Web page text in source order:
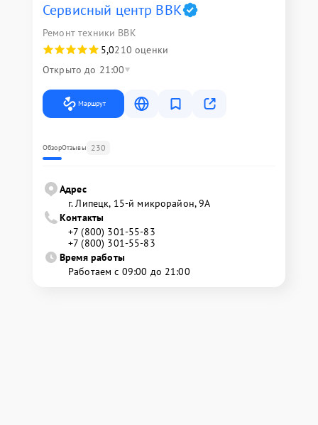
Сервисный центр BBK
Ремонт техники BBK
5,0210 оценки
Открыто до 21:00
Маршрут
ОбзорОтзывы 230
Адрес
г. Липецк, 15-й микрорайон, 9А
Контакты
+7 (800) 301-55-83
+7 (800) 301-55-83
Время работы
Работаем с 09:00 до 21:00